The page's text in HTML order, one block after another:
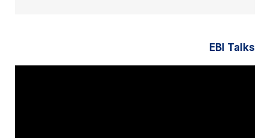
EBI Talks